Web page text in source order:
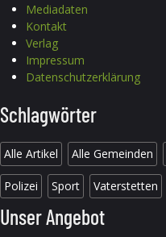
Mediadaten
Kontakt
Verlag
Impressum
Datenschutzerklärung
Schlagwörter
Alle Artikel Alle Gemeinden
Polizei Sport Vaterstetten
Unser Angebot